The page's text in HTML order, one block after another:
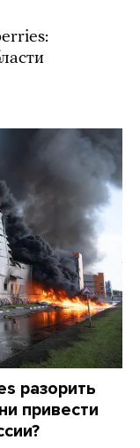
разорить
привести